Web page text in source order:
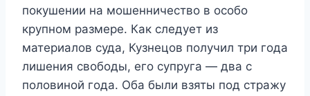
покушении на мошенничество в особо
крупном размере. Как следует из
материалов суда, Кузнецов получил три года
лишения свободы, его супруга — два с
половиной года. Оба были взяты под стражу